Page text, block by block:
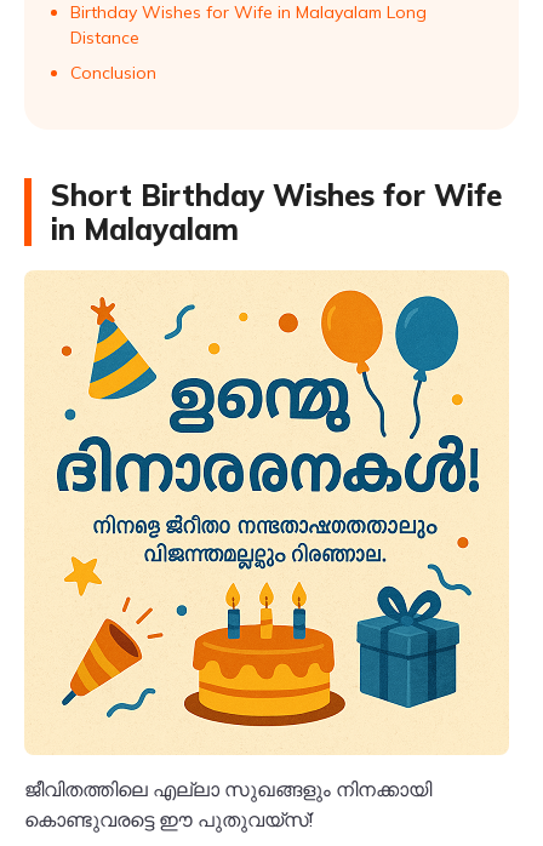
Birthday Wishes for Wife in Malayalam Long
Distance
Conclusion
Short Birthday Wishes for Wife
in Malayalam
ജീവിതത്തിലെ എല്ലാ സുഖങ്ങളും നിനക്കായി
കൊണ്ടുവരട്ടെ ഈ പുതുവയ്സ്!